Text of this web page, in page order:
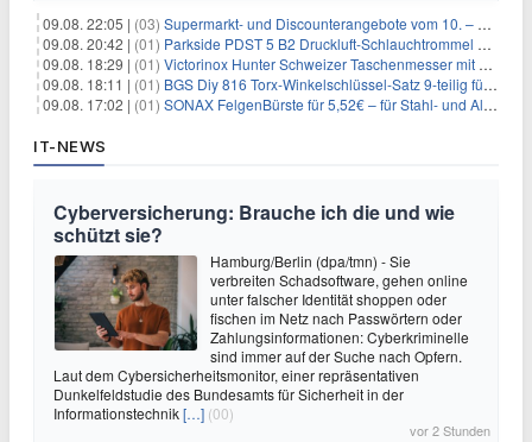
09.08. 22:05 | (03) Supermarkt- und Discounterangebote vom 10. – 15.08.2026
09.08. 20:42 | (01) Parkside PDST 5 B2 Druckluft-Schlauchtrommel mit 10 m Schlauch für 25,94€
09.08. 18:29 | (01) Victorinox Hunter Schweizer Taschenmesser mit 12 Funktionen für 43,99€
09.08. 18:11 | (01) BGS Diy 816 Torx-Winkelschlüssel-Satz 9-teilig für 6,45€
09.08. 17:02 | (01) SONAX FelgenBürste für 5,52€ – für Stahl- und Alufelgen
IT-NEWS
Cyberversicherung: Brauche ich die und wie
schützt sie?
Hamburg/Berlin (dpa/tmn) - Sie
verbreiten Schadsoftware, gehen online
unter falscher Identität shoppen oder
fischen im Netz nach Passwörtern oder
Zahlungsinformationen: Cyberkriminelle
sind immer auf der Suche nach Opfern.
Laut dem Cybersicherheitsmonitor, einer repräsentativen
Dunkelfeldstudie des Bundesamts für Sicherheit in der
Informationstechnik[…] (00)
vor 2 Stunden